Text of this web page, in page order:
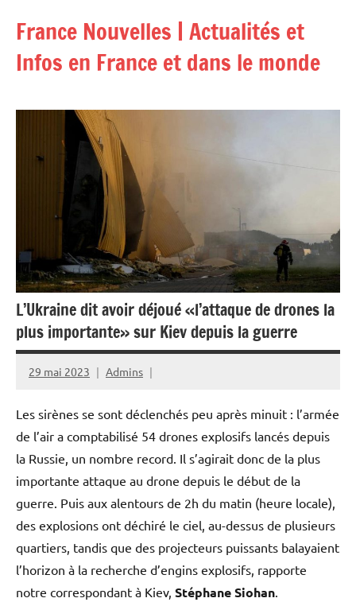
contenu
France Nouvelles | Actualités et
Infos en France et dans le monde
L’Ukraine dit avoir déjoué «l’attaque de drones la
plus importante» sur Kiev depuis la guerre
29 mai 2023 Admins
Les sirènes se sont déclenchés peu après minuit : l’armée
de l’air a comptabilisé 54 drones explosifs lancés depuis
la Russie, un nombre record. Il s’agirait donc de la plus
importante attaque au drone depuis le début de la
guerre. Puis aux alentours de 2h du matin (heure locale),
des explosions ont déchiré le ciel, au-dessus de plusieurs
quartiers, tandis que des projecteurs puissants balayaient
l’horizon à la recherche d’engins explosifs, rapporte
notre correspondant à Kiev, Stéphane Siohan.